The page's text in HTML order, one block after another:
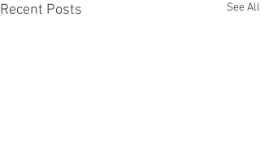
Recent Posts See All